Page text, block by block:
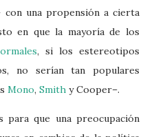
una propensión a cierta
en que la mayoría de los
, si los estereotipos
no serían tan populares
Mono, Smith y Cooper–.
para que una preocupación